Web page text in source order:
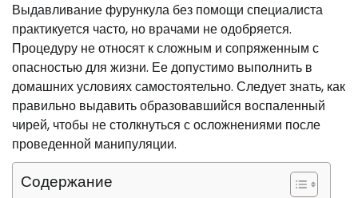
Выдавливание фурункула без помощи специалиста
практикуется часто, но врачами не одобряется.
Процедуру не относят к сложным и сопряженным с
опасностью для жизни. Ее допустимо выполнить в
домашних условиях самостоятельно. Следует знать, как
правильно выдавить образовавшийся воспаленный
чирей, чтобы не столкнуться с осложнениями после
проведенной манипуляции.
Содержание